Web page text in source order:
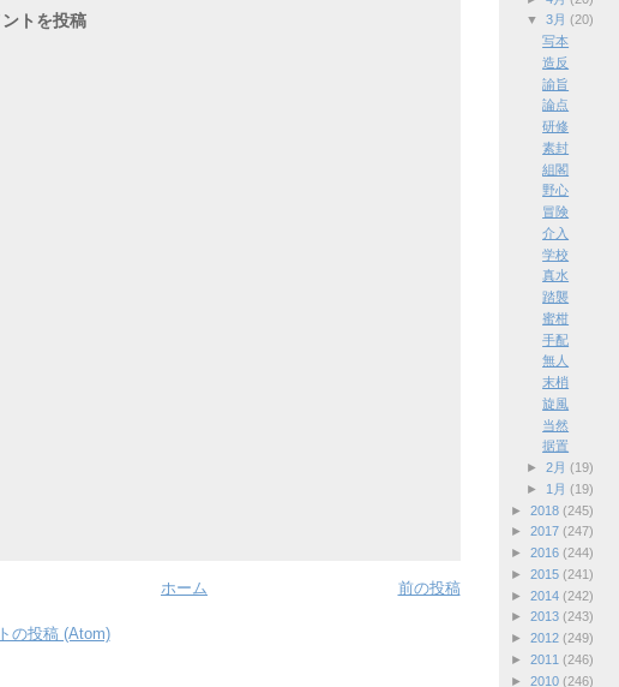
ントを投稿
前の投稿
ホーム
の投稿 (Atom)
▼ 3月 (20)
写本
造反
諭旨
論点
研修
素封
組閣
野心
冒険
介入
学校
真水
踏襲
蜜柑
手配
無人
末梢
旋風
当然
据置
► 2月 (19)
►
1月 (19)
► 2018 (245)
► 2017 (247)
► 2016 (244)
► 2015 (241)
► 2014 (242)
► 2013 (243)
► 2012 (249)
► 2011 (246)
► 2010 (246)